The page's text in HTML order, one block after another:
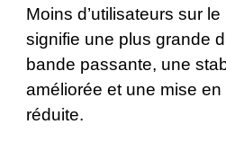
Moins d’utilisateurs sur
signifie une plus grande
bande passante, une
améliorée et une mise
réduite.